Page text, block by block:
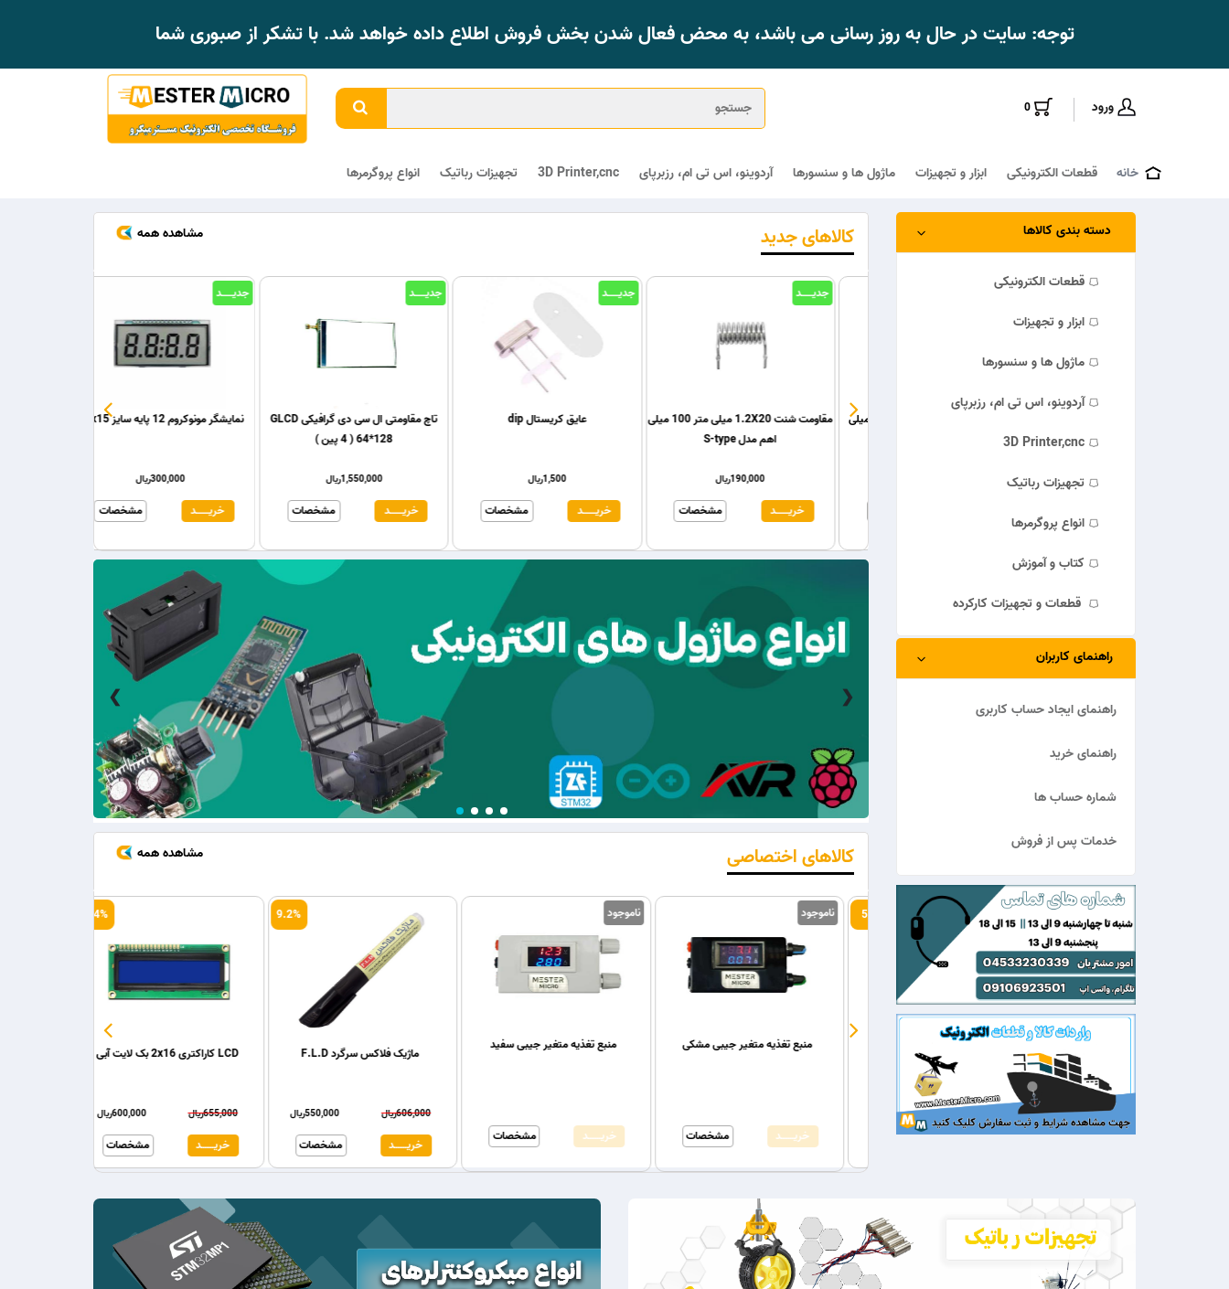
توجه: سایت در حال به روز رسانی می باشد، به محض فعال شدن بخش فروش اطلاع داده خواهد شد. با تشکر از صبوری شما
0 ورود
خانه قطعات الکترونیکی ابزار و تجهیزات ماژول ها و سنسورها آردوینو، اس تی ام، رزبرپای 3D Printer,cnc تجهیزات رباتیک انواع پروگرمرها
کالاهای جدید مشاهده همه
تاچ مقاومتی ال سی دی گرافیکی GLCD
1,550,000ریال
مشخصات
عایق کریستال dip
مشخصات
مقاومت شنت 1.2X20 میلی متر 100 میلی
مشخصات
مقاومت شنت 1.5x10 میلی متر 5 میلی
اهم
مشخصات
جدیــــــد
❮ ❯
کالاهای اختصاصی مشاهده همه
9.2%
ماژیک فلاکس سرگرد F.L.D
550,000ریال 606,000ریال
مشخصات خریـــــــد
منبع تغذیه متغیر جیبی سفید
مشخصات خریـــــــد
ناموجود
منبع تغذیه متغیر جیبی مشکی
مشخصات خریـــــــد
سیم برد بورد
مشخصات خریـــــــد
LCD کاراکتری 2x16 بک لایت سبز
530,000ریال 655,000ریال
8.4%
600,000ریال
دسته بندی کالاها
قطعات الکترونیکی
ابزار و تجهیزات
ماژول ها و سنسورها
آردوینو، اس تی ام، رزبرپای
3D Printer,cnc
تجهیزات رباتیک
انواع پروگرمرها
کتاب و آموزش
راهنمای کاربران
راهنمای ایجاد حساب کاربری
راهنمای خرید
شماره حساب ها
خدمات پس از فروش